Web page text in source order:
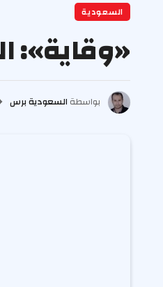
السعودية
«وقاية»:
بواسطة السعودية برس